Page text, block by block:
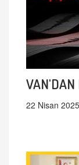
VAN'DAN
22 Nisan